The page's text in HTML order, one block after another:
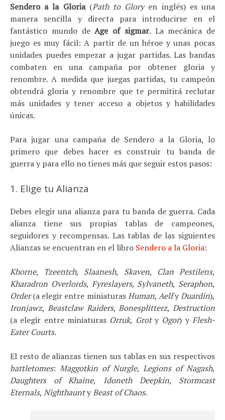
Sendero a la Gloria(Path to Gloryen inglés) es una
manera sencilla y directa para introducirse en el
fantástico mundo deAge of sigmar. La mecánica de
juego es muy fácil: A partir de un héroe y unas pocas
unidades puedes empezar a jugar partidas. Las bandas
combaten en una campaña por obtener gloria y
renombre. A medida que juegas partidas, tu campeón
obtendrá gloria y renombre que te permitirá reclutar
más unidades y tener acceso a objetos y habilidades
únicas.
Para jugar una campaña de Sendero a la Gloria, lo
primero que debes hacer es construir tu banda de
guerra y para ello no tienes más que seguir estos pasos:
1. Elige tu Alianza
Debes elegir una alianza para tu banda de guerra. Cada
alianza tiene sus propias tablas de campeones,
seguidores y recompensas. Las tablas de las siguientes
Alianzas se encuentran en el libro Sendero a la Gloria:
Khorne, Tzeentch, Slaanesh, Skaven, Clan Pestilens,
Kharadron Overlords, Fyreslayers, Sylvaneth, Seraphon,
Order(a elegir entre miniaturasHuman, AelfyDuardin),
Ironjawz, Beastclaw Raiders,Bonesplitterz, Destruction
(a elegir entre miniaturas Orruk, Groty Ogor) yFlesh-
Eater Courts.
El resto de alianzas tienen sus tablas en sus respectivos
battletomes: Maggotkin of Nurgle, Legions of Nagash,
Daughters of Khaine, Idoneth Deepkin, Stormcast
Eternals, NighthauntyBeast of Chaos.